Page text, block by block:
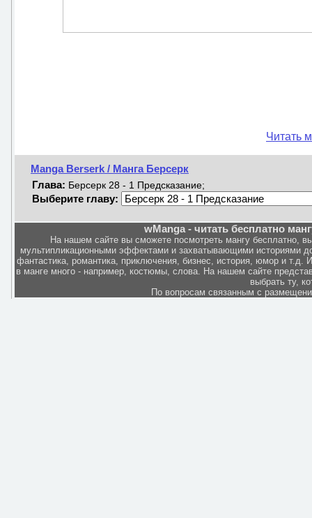
Читать
Manga Berserk / Манга Берсерк
Глава: Берсерк 28 - 1 Предсказание;
Выберите главу:
wManga - читать бесплатно
На нашем сайте вы сможете посмотреть мангу бесплатно,
мультипликационными эффектами и захватывающими историями
фантастика, романтика, приключения, бизнес, история, юмор и
в манге много - например, костюмы, слова. На нашем сайте
выбрать ту,
По вопросам связанным с